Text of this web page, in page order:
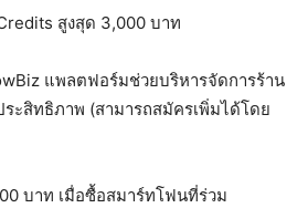
สูงสุด 3,000 บาท
แพลตฟอร์มช่วยบริหารจัดการร้าน
ะสิทธิภาพ (สามารถสมัครเพิ่มได้โดย
บาท เมื่อซื้อสมาร์ทโฟนที่ร่วม